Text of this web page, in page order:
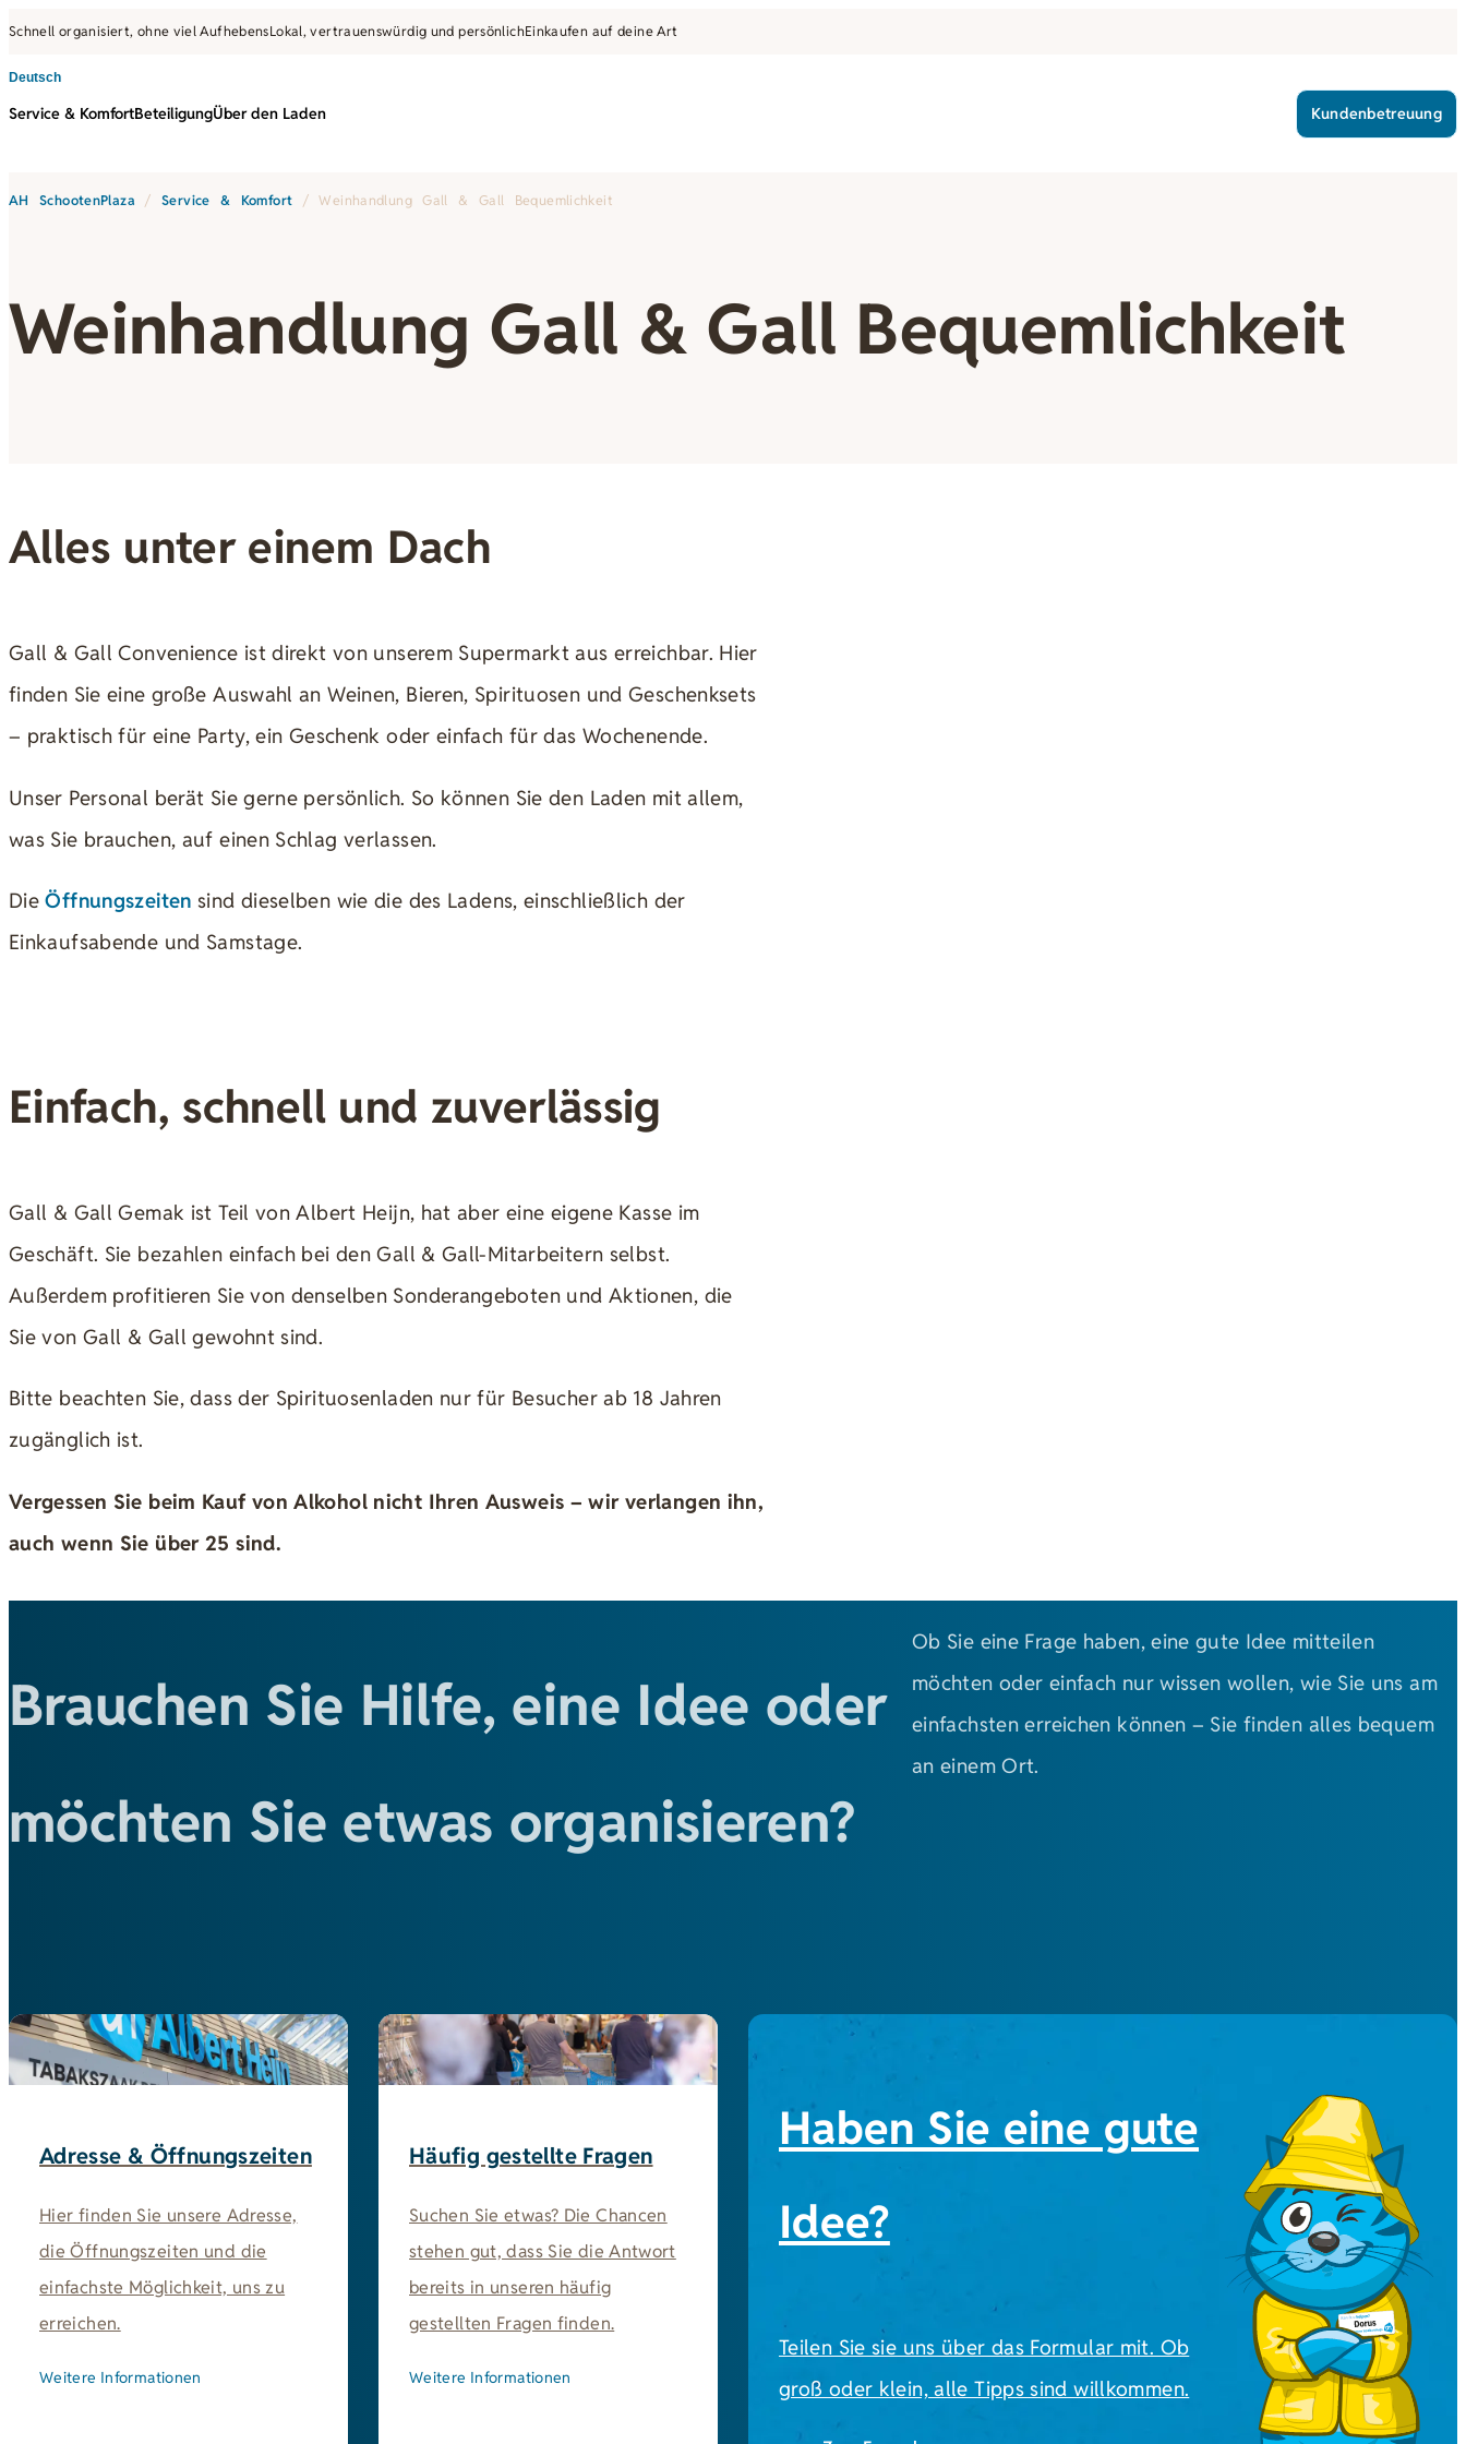
Schnell organisiert, ohne viel AufhebensLokal, vertrauenswürdig und persönlichEinkaufen auf deine Art
Deutsch
Nederlands
Service & KomfortBeteiligungÜber den Laden Kundenbetreuung
AH SchootenPlaza /Service & Komfort /Weinhandlung Gall & Gall Bequemlichkeit
Weinhandlung Gall & Gall Bequemlichkeit
Alles unter einem Dach
Gall & Gall Convenience ist direkt von unserem Supermarkt aus erreichbar. Hier
finden Sie eine große Auswahl an Weinen, Bieren, Spirituosen und Geschenksets
– praktisch für eine Party, ein Geschenk oder einfach für das Wochenende.
Unser Personal berät Sie gerne persönlich. So können Sie den Laden mit allem,
was Sie brauchen, auf einen Schlag verlassen.
DieÖffnungszeiten sind dieselben wie die des Ladens, einschließlich der
Einkaufsabende und Samstage.
Einfach, schnell und zuverlässig
Gall & Gall Gemak ist Teil von Albert Heijn, hat aber eine eigene Kasse im
Geschäft. Sie bezahlen einfach bei den Gall & Gall-Mitarbeitern selbst.
Außerdem profitieren Sie von denselben Sonderangeboten und Aktionen, die
Sie von Gall & Gall gewohnt sind.
Bitte beachten Sie, dass der Spirituosenladen nur für Besucher ab 18 Jahren
zugänglich ist.
Vergessen Sie beim Kauf von Alkohol nicht Ihren Ausweis – wir verlangen ihn,
auch wenn Sie über 25 sind.
Brauchen Sie Hilfe, eine Idee oder
möchten Sie etwas organisieren?
Ob Sie eine Frage haben, eine gute Idee mitteilen
möchten oder einfach nur wissen wollen, wie Sie uns am
einfachsten erreichen können – Sie finden alles bequem
an einem Ort.
Adresse & Öffnungszeiten
Hier finden Sie unsere Adresse,
die Öffnungszeiten und die
einfachste Möglichkeit, uns zu
erreichen.
Weitere Informationen
Häufig gestellte Fragen
Suchen Sie etwas? Die Chancen
stehen gut, dass Sie die Antwort
bereits in unseren häufig
gestellten Fragen finden.
Weitere Informationen
Haben Sie eine gute
Idee?
Teilen Sie sie uns über das Formular mit. Ob
groß oder klein, alle Tipps sind willkommen.